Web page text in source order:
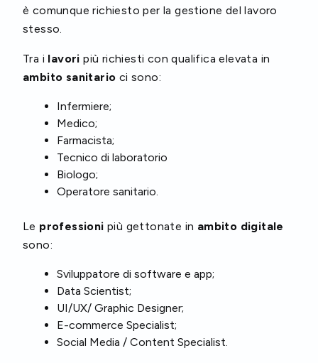
è comunque richiesto per la gestione del lavoro
stesso.
Tra i lavori più richiesti con qualifica elevata in
ambito sanitario ci sono:
Infermiere;
Medico;
Farmacista;
Tecnico di laboratorio
Biologo;
Operatore sanitario.
Le professioni più gettonate in ambito digitale
sono:
Sviluppatore di software e app;
Data Scientist;
UI/UX/ Graphic Designer;
E-commerce Specialist;
Social Media / Content Specialist.